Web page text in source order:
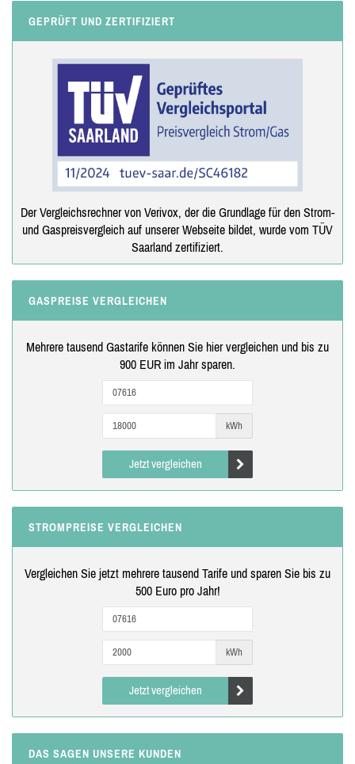
GEPRÜFT UND ZERTIFIZIERT
Der Vergleichsrechner von Verivox, der die Grundlage für den Strom-
und Gaspreisvergleich auf unserer Webseite bildet, wurde vom TÜV
Saarland zertifiziert.
GASPREISE VERGLEICHEN
Mehrere tausend Gastarife können Sie hier vergleichen und bis zu
900 EUR im Jahr sparen.
kWh
Jetzt vergleichen
STROMPREISE VERGLEICHEN
Vergleichen Sie jetzt mehrere tausend Tarife und sparen Sie bis zu
500 Euro pro Jahr!
kWh
Jetzt vergleichen
DAS SAGEN UNSERE KUNDEN